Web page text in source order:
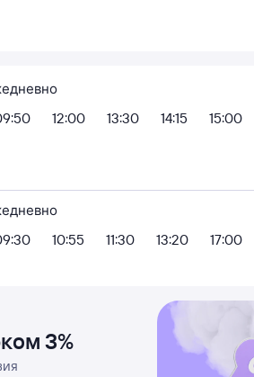
12:00 13:30 14:15 15:00
10:55 11:30 13:20 17:00
3%